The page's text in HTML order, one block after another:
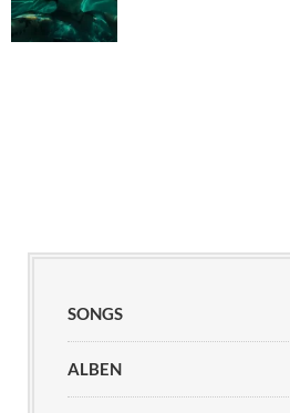
SONGS
ALBEN